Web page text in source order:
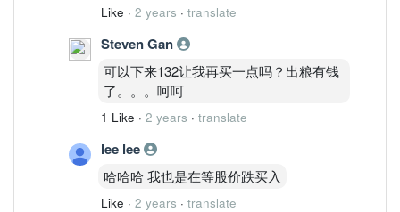
Like · 2 years · translate
Steven Gan
可以下来132让我再买一点吗？出粮有钱
了。。。呵呵
1 Like · 2 years · translate
lee lee
哈哈哈 我也是在等股价跌买入
Like · 2 years · translate